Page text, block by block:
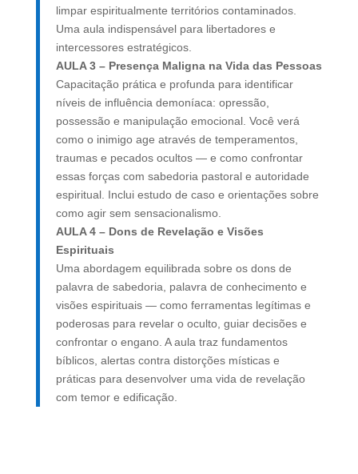
limpar espiritualmente territórios contaminados.
Uma aula indispensável para libertadores e
intercessores estratégicos.
AULA 3 – Presença Maligna na Vida das Pessoas
Capacitação prática e profunda para identificar
níveis de influência demoníaca: opressão,
possessão e manipulação emocional. Você verá
como o inimigo age através de temperamentos,
traumas e pecados ocultos — e como confrontar
essas forças com sabedoria pastoral e autoridade
espiritual. Inclui estudo de caso e orientações sobre
como agir sem sensacionalismo.
AULA 4 – Dons de Revelação e Visões
Espirituais
Uma abordagem equilibrada sobre os dons de
palavra de sabedoria, palavra de conhecimento e
visões espirituais — como ferramentas legítimas e
poderosas para revelar o oculto, guiar decisões e
confrontar o engano. A aula traz fundamentos
bíblicos, alertas contra distorções místicas e
práticas para desenvolver uma vida de revelação
com temor e edificação.